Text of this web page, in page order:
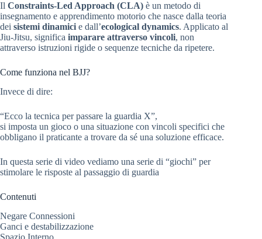
Il Constraints-Led Approach (CLA) è un metodo di
insegnamento e apprendimento motorio che nasce dalla teoria
dei sistemi dinamici e dall’ecological dynamics. Applicato al
Jiu-Jitsu, significa imparare attraverso vincoli, non
attraverso istruzioni rigide o sequenze tecniche da ripetere.
Come funziona nel BJJ?
Invece di dire:
“Ecco la tecnica per passare la guardia X”,
si imposta un gioco o una situazione con vincoli specifici che
obbligano il praticante a trovare da sé una soluzione efficace.
In questa serie di video vediamo una serie di “giochi” per
stimolare le risposte al passaggio di guardia
Contenuti
Negare Connessioni
Ganci e destabilizzazione
Spazio Interno